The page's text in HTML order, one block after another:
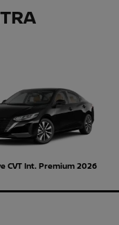
CVT Int. Premium 2026